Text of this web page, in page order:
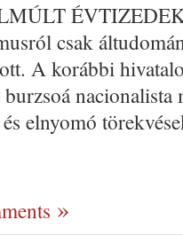
csak
A korábbi
elnyomó